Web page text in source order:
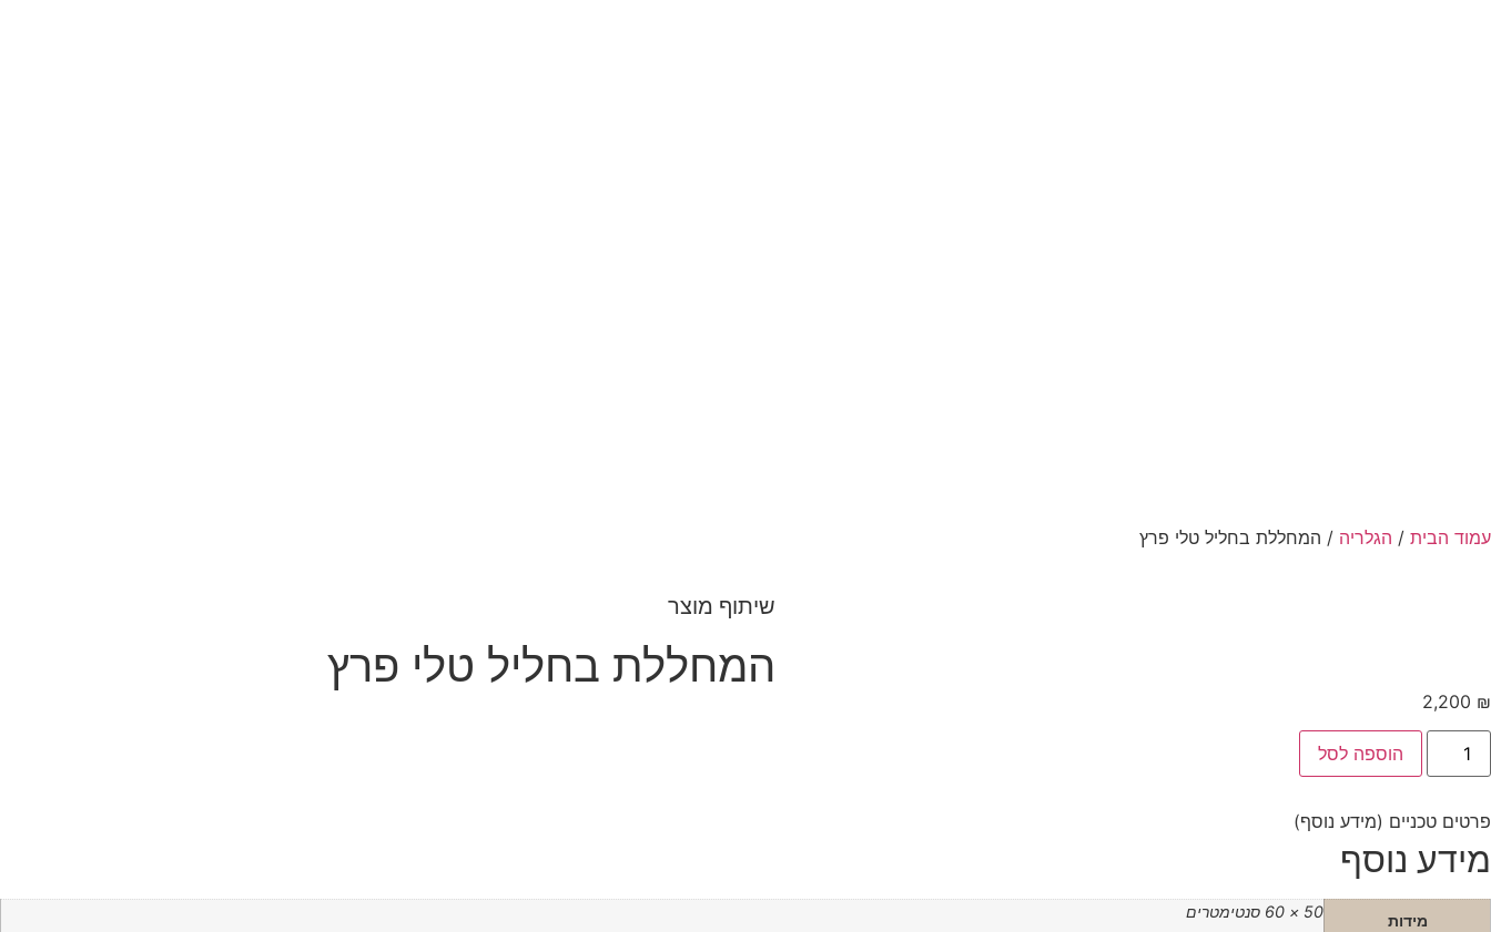
עמוד הבית / הגלריה / המחללת בחליל טלי פרץ
שיתוף מוצר
המחללת בחליל טלי פרץ
2,200 ₪
הוספה לסל
פרטים טכניים (מידע נוסף)
מידע נוסף
מידות 50 × 60 סנטימטרים